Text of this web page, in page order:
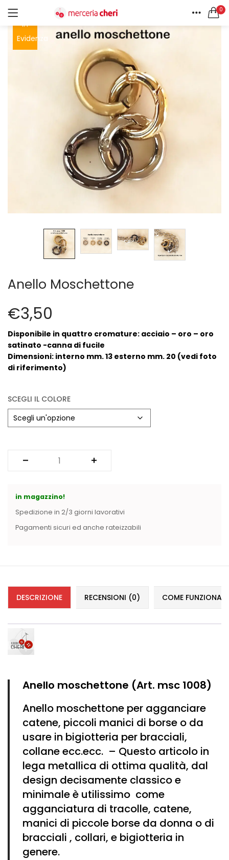
0
ACCEDI REGISTRATI
Password dimenticata?
CERCA IN:
Accessori Design (56)
Accessori merceria (94)
Cesti portalavoro (8)
Bottoni Vintage (204)
Lotti di Bottoni vintage (27)
Bottoni/alamari/automatici (46)
Cerniere lampo / Zip/Fibbie (27)
Fodere (5)
LANA (27)
Minuterie (58)
Nastri, fettucce, cordoni, (49)
Pizzi (11)
Prodotti per la sartoria (34)
Quadri Mezzo Punto (92)
Canovacci Completi di Filati e Ago (24)
Sciarpe (8)
Vintage (165)
In
Evidenza
Anello Moschettone
€3,50
Disponibile in quattro cromature: acciaio – oro – oro
satinato -canna di fucile
Dimensioni: interno mm. 13 esterno mm. 20 (vedi foto
di riferimento)
SCEGLI IL COLORE
in magazzino!
Spedizione in 2/3 giorni lavorativi
Pagamenti sicuri ed anche rateizzabili
DESCRIZIONE RECENSIONI (0) COME
Anello moschettone (Art. msc 1008)
Anello moschettone per agganciare
catene, piccoli manici di borse o da
usare in bigiotteria per bracciali,
collane ecc.ecc. – Questo articolo in
lega metallica di ottima qualità, dal
design decisamente classico e
minimale è utilissimo come
agganciatura di tracolle, catene,
manici di piccole borse da donna o di
bracciali , collari, e bigiotteria in
genere.